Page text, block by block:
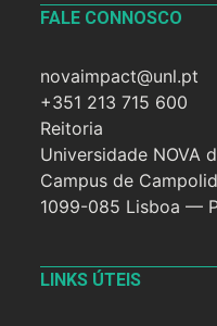
FALE CONNOSCO
novaimpact@unl.pt
+351 213 715 600
Reitoria
Universidade NOVA
Campus de
1099-085 Lisboa —
LINKS ÚTEIS